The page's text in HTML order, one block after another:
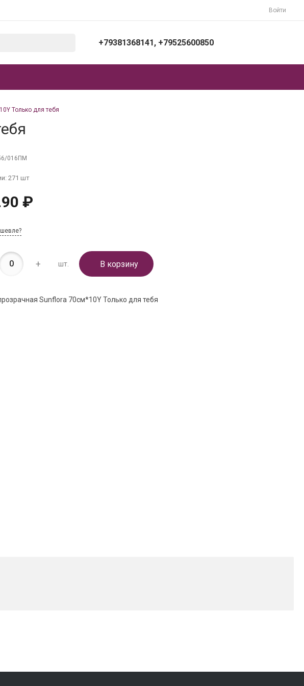
Войти
+79381368141, +79525600850
Только для тебя
016ПМ
271 шт
₽
+ шт. В корзину
Sunflora 70см*10Y Только для тебя